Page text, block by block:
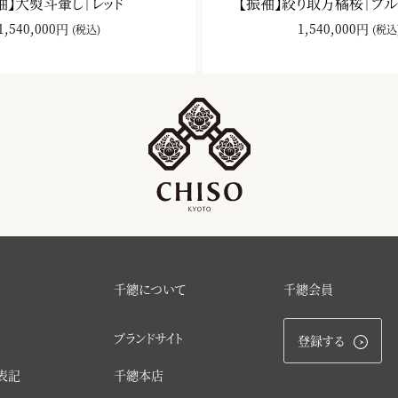
円 (税込) 1,540,000円 (税
記
千總について
ブランドサイト
千總本店
千總会員
登録する